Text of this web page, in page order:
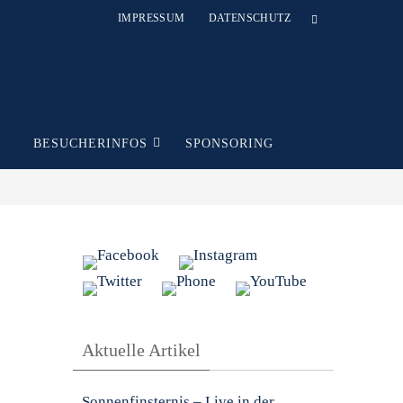
IMPRESSUM DATENSCHUTZ
BESUCHERINFOS SPONSORING
Aktuelle Artikel